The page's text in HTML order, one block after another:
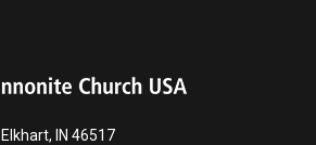
Elkhart, IN 46517